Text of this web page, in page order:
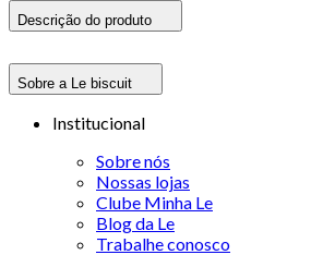
Descrição do produto
Sobre a Le biscuit
Institucional
Sobre nós
Nossas lojas
Clube Minha Le
Blog da Le
Trabalhe conosco